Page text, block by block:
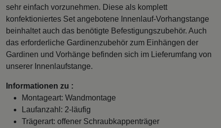
sehr einfach vorzunehmen. Diese als komplett
konfektioniertes Set angebotene Innenlauf-Vorhangstange
beinhaltet auch das benötigte Befestigungszubehör. Auch
das erforderliche Gardinenzubehör zum Einhängen der
Gardinen und Vorhänge befinden sich im Lieferumfang von
unserer Innenlaufstange.
Informationen zu :
Montageart: Wandmontage
Laufanzahl: 2-läufig
Trägerart: offener Schraubkappenträger